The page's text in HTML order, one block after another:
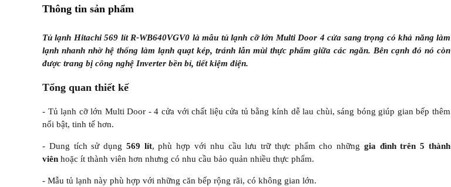
Thông tin sản phẩm
Tủ lạnh Hitachi 569 lít R-WB640VGV0 là mẫu tủ lạnh cỡ lớn Multi Door 4 cửa sang trọng có khả năng làm
lạnh nhanh nhờ hệ thống làm lạnh quạt kép, tránh lẫn mùi thực phẩm giữa các ngăn. Bên cạnh đó nó còn
được trang bị công nghệ Inverter bền bỉ, tiết kiệm điện.
Tổng quan thiết kế
- Tủ lạnh cỡ lớn Multi Door - 4 cửa với chất liệu cửa tủ bằng kính dễ lau chùi, sáng bóng giúp gian bếp thêm
nổi bật, tinh tế hơn.
- Dung tích sử dụng 569 lít, phù hợp với nhu cầu lưu trữ thực phẩm cho những gia đình trên 5 thành
viên hoặc ít thành viên hơn nhưng có nhu cầu bảo quản nhiều thực phẩm.
- Mẫu tủ lạnh này phù hợp với những căn bếp rộng rãi, có không gian lớn.